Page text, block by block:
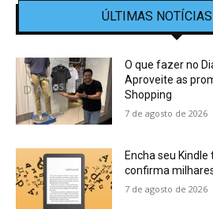
ÚLTIMAS
O que fazer no
Aproveite as
Shopping
7 de agosto de 2026
Encha seu
confirma
7 de agosto de 2026